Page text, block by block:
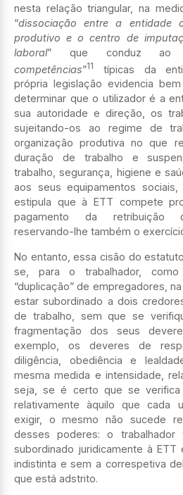
nesta relação triangular, na
“dissociação entre a entidade
produtivo e o centro de
laboral” que conduz ao
competências”11
típicas da
própria legislação evidencia
determinar que o utilizador é a
sua autoridade e direção, os
sujeitando-os ao regime de
organização produtiva no que
duração de trabalho e
trabalho, segurança, higiene e
aos seus equipamentos
estipula que à ETT compete
pagamento da retribuição
reservando-lhe também o
No entanto, essa cisão do
se, para o trabalhador, como
“duplicação” de empregadores,
estar subordinado a dois
de trabalho, sem que se
fragmentação dos seus
exemplo, os deveres de
diligência, obediência e
mesma medida e intensidade,
seja, se é certo que se verifica
relativamente àquilo que cada
exigir, o mesmo não sucede
desses poderes: o trabalhador
subordinado juridicamente à ETT
indistinta e sem a correspetiva
que está adstrito.